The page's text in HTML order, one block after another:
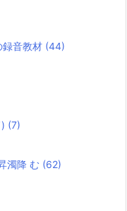
録音教材 (44)
(7)
濁降 む (62)